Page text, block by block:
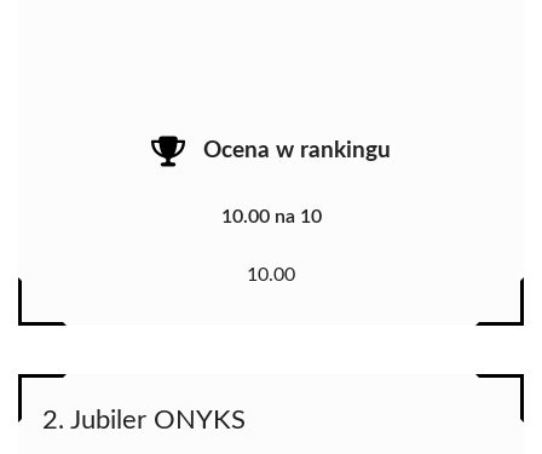
Ocena w rankingu
10.00 na 10
10.00
2. Jubiler ONYKS